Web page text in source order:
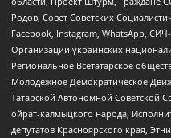
Родов, Совет Советских
Facebook, Instagram, WhatsApp,
Организации украинских
Региональное Всетатарское
Молодежное Демократическое
Татарской Автономной Советской
ойрат-калмыцкого народа,
депутатов Красноярского края,